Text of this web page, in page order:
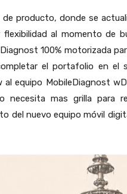
producto, donde se
al momento de
100% motorizada
el portafolio en el
equipo MobileDiagnost
necesita mas grilla para
del nuevo equipo móvil